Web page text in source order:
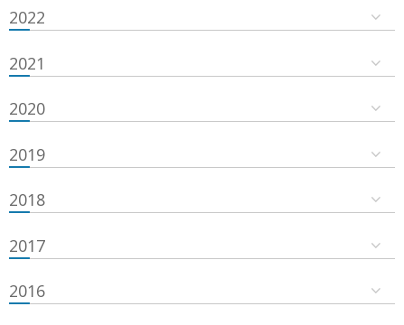
2022
2021
2020
2019
2018
2017
2016